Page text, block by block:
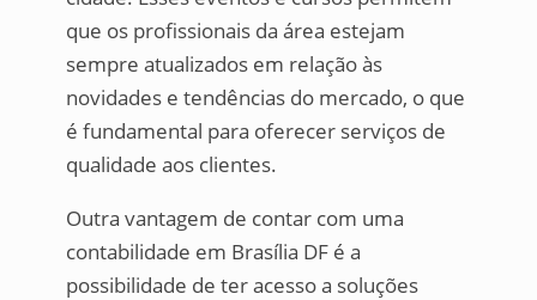
que os profissionais da área estejam
sempre atualizados em relação às
novidades e tendências do mercado, o que
é fundamental para oferecer serviços de
qualidade aos clientes.
Outra vantagem de contar com uma
contabilidade em Brasília DF é a
possibilidade de ter acesso a soluções